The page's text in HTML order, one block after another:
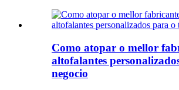
Como atopar o mellor
altofalantes
negocio